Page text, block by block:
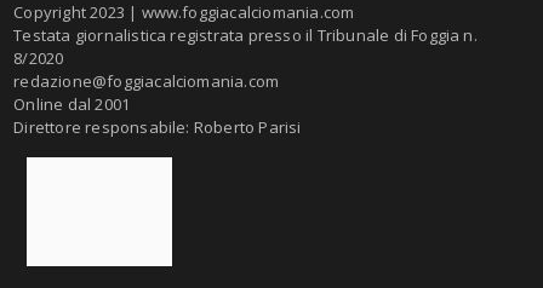
Copyright 2023 | www.foggiacalciomania.com
Testata giornalistica registrata presso il Tribunale di Foggia n.
8/2020
redazione@foggiacalciomania.com
Online dal 2001
Direttore responsabile: Roberto Parisi